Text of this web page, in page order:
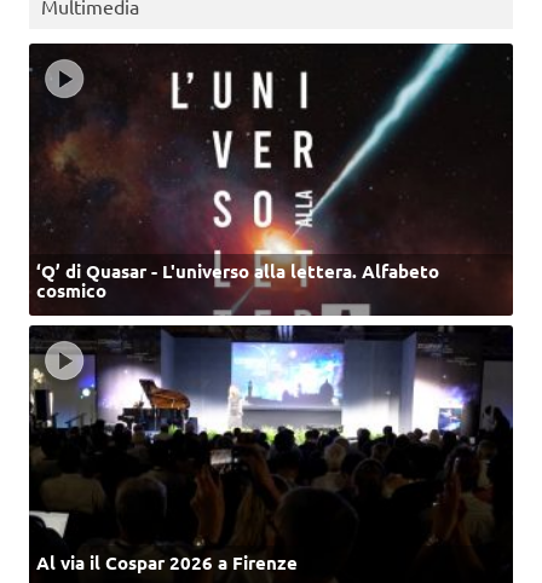
Multimedia
‘Q’ di Quasar - L'universo alla lettera. Alfabeto
cosmico
Al via il Cospar 2026 a Firenze